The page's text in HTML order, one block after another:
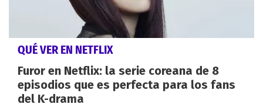
QUÉ VER EN NETFLIX
Furor en Netflix: la serie coreana de 8
episodios que es perfecta para los fans
del K-drama